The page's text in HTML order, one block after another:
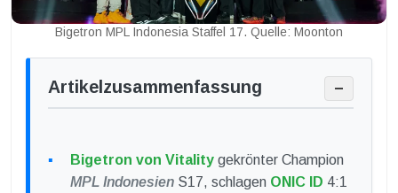
Bigetron MPL Indonesia Staffel 17. Quelle: Moonton
Artikelzusammenfassung −
Bigetron von Vitality gekrönter Champion
MPL Indonesien S17, schlagen ONIC ID 4:1